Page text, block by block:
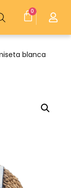
0
blanca